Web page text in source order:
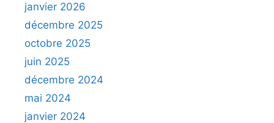
janvier 2026
décembre 2025
octobre 2025
juin 2025
décembre 2024
mai 2024
janvier 2024